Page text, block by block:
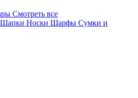
Смотреть все
Шапки Носки Шарфы Сумки и